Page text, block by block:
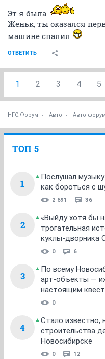
Эт я была
Женьк, ты оказался
машине спалил
ОТВЕТИТЬ
1 2 3 4 5
НГС.Форум Авто Авто-форум
ТОП 5
1
Послушал
как бороться с
2 691 36
2
«Выйду хотя бы
трогательная
куклы-дворника
0 6
3
По всему
арт-объекты —
настоящим
0
4
Стало известно,
строительства
Новосибирске
0 12